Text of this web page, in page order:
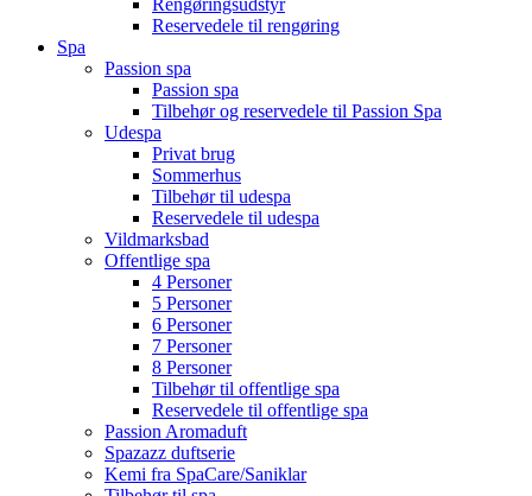
Rengøringsudstyr
Reservedele til rengøring
Spa
Passion spa
Passion spa
Tilbehør og reservedele til Passion Spa
Udespa
Privat brug
Sommerhus
Tilbehør til udespa
Reservedele til udespa
Vildmarksbad
Offentlige spa
4 Personer
5 Personer
6 Personer
7 Personer
8 Personer
Tilbehør til offentlige spa
Reservedele til offentlige spa
Passion Aromaduft
Spazazz duftserie
Kemi fra SpaCare/Saniklar